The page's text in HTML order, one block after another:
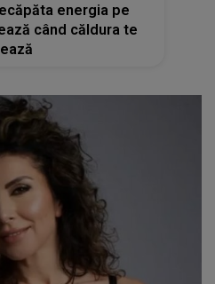
energia pe
când căldura te